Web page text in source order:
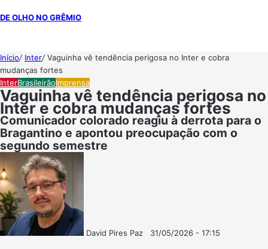
DE OLHO NO GRÊMIO
Início/ Inter/Vaguinha vê tendência perigosa no Inter e cobra
mudanças fortes
InterBrasileirãoImprensa
Vaguinha vê tendência perigosa no
Inter e cobra mudanças fortes
Comunicador colorado reagiu à derrota para o
Bragantino e apontou preocupação com o
segundo semestre
David Pires Paz
31/05/2026 - 17:15